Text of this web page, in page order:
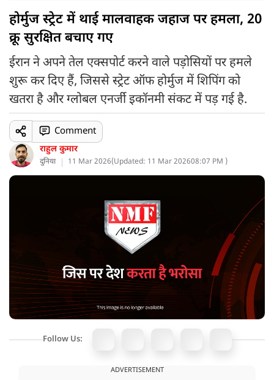
होर्मुज स्ट्रेट में थाई मालवाहक जहाज पर हमला, 20
क्रू सुरक्षित बचाए गए
ईरान ने अपने तेल एक्सपोर्ट करने वाले पड़ोसियों पर हमले
शुरू कर दिए हैं, जिससे स्ट्रेट ऑफ होर्मुज में शिपिंग को
खतरा है और ग्लोबल एनर्जी इकॉनमी संकट में पड़ गई है.
राहुल कुमार
दुनिया 11 Mar 2026(Updated: 11 Mar 202608:07 PM )
Comment
Follow Us:
ADVERTISEMENT